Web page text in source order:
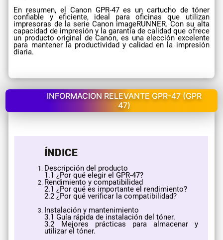
En resumen, el Canon GPR-47 es un cartucho de tóner
confiable y eficiente, ideal para oficinas que utilizan
impresoras de la serie Canon imageRUNNER. Con su alta
capacidad de impresión y la garantía de calidad que ofrece
un producto original de Canon, es una elección excelente
para mantener la productividad y calidad en la impresión
diaria.
INFORMACION RELEVANTE GPR-47 (GPR
47)
ÍNDICE
Descripción del producto
​1.1 ¿Por qué elegir el GPR-47?
Rendimiento y compatibilidad
2.1 ¿Por qué es importante el rendimiento?
2.2 ¿Por qué verificar la compatibilidad?
Instalación y mantenimiento
3.1 Guía rápida de instalación del tóner.
3.2 Mejores prácticas para almacenar y
utilizar el tóner.